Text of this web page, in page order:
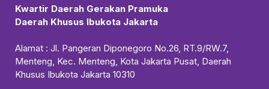
Kwartir Daerah Gerakan Pramuka
Daerah Khusus Ibukota Jakarta
Alamat : Jl. Pangeran Diponegoro No.26, RT.9/RW.7,
Menteng, Kec. Menteng, Kota Jakarta Pusat, Daerah
Khusus Ibukota Jakarta 10310